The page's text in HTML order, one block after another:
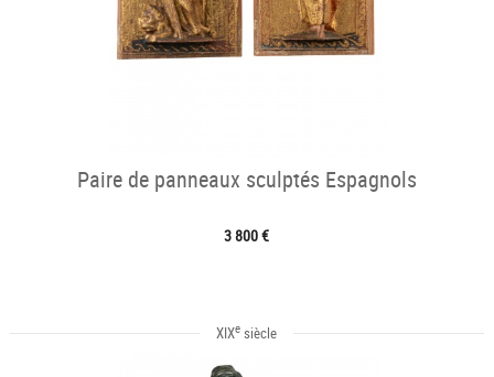
Paire de panneaux sculptés Espagnols
3 800 €
XIXe siècle